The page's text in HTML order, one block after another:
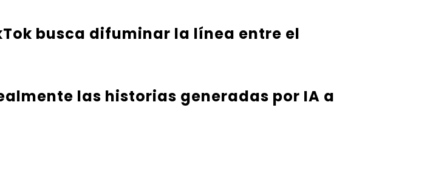
busca difuminar la línea entre el
las historias generadas por IA a